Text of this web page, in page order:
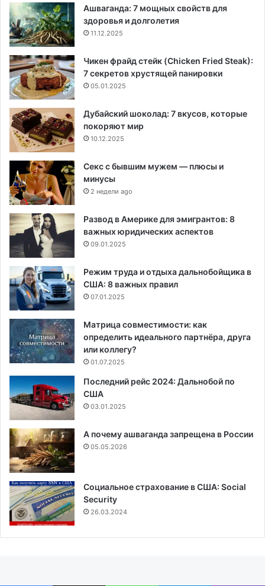
Ашваганда: 7 мощных свойств для
здоровья и долголетия
11.12.2025
Чикен фрайд стейк (Chicken Fried Steak):
7 секретов хрустящей панировки
05.01.2025
Дубайский шоколад: 7 вкусов, которые
покоряют мир
10.12.2025
Секс с бывшим мужем — плюсы и
минусы
2 недели ago
Развод в Америке для эмигрантов: 8
важных юридических аспектов
09.01.2025
Режим труда и отдыха дальнобойщика в
США: 8 важных правил
07.01.2025
Матрица совместимости: как
определить идеального партнёра, друга
или коллегу?
01.07.2025
Последний рейс 2024: Дальнобой по
США
03.01.2025
А почему ашваганда запрещена в России
05.05.2026
Социальное страхование в США: Social
Security
26.03.2024